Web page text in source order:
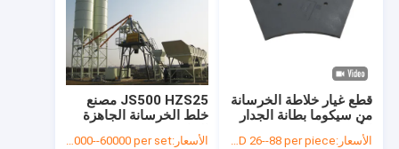
JS500 HZS25 مصنع
خلط الخرسانة الجاهزة
الجاهزة 3.8 م
الأسعار:USD 2000--60000 per set
قطع غيار خلاطة الخرسانة
من سيكوما بطانة الجدار
الأفقية
الأسعار:USD 26--88 per piece